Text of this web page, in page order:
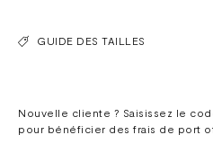
GUIDE DES TAILLES
Nouvelle cliente ? Saisissez le
pour bénéficier des frais de port